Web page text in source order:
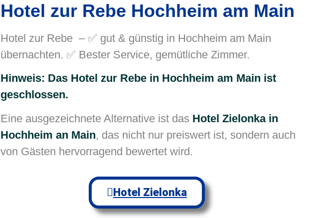
Hotel zur Rebe Hochheim am Main
Hotel zur Rebe – ✅ gut & günstig in Hochheim am Main
übernachten. ✅ Bester Service, gemütliche Zimmer.
Hinweis: Das Hotel zur Rebe in Hochheim am Main ist
geschlossen.
Eine ausgezeichnete Alternative ist das Hotel Zielonka in
Hochheim an Main, das nicht nur preiswert ist, sondern auch
von Gästen hervorragend bewertet wird.
Hotel Zielonka